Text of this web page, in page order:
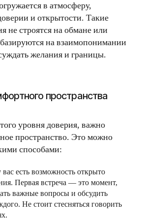
в атмосферу,
и открытости. Такие
не строятся на обмане или
на взаимопонимании
желания и границы.
пространства
уровня доверия, важно
пространство. Это можно
способами:
вас есть возможность открыто
Первая встреча — это момент,
важные вопросы и обсудить
Не стоит стесняться говорить